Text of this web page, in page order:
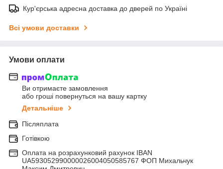
Кур'єрська адресна доставка до дверей по Україні
Всі умови доставки
Умови оплати
Ви отримаєте замовлення
або гроші повернуться на вашу картку
Детальніше
Післяплата
Готівкою
Оплата на розрахунковий рахунок IBAN
UA593052990000026004050585767 ФОП Михальчук